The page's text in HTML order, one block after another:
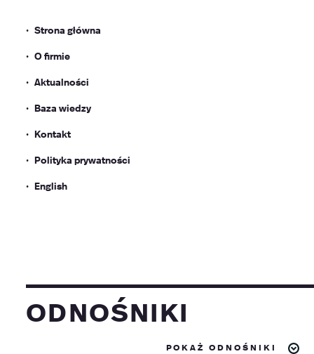
Strona główna
O firmie
Aktualności
Baza wiedzy
Kontakt
Polityka prywatności
English
odnośniki
pokaż odnośniki